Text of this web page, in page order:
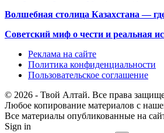
Волшебная столица Казахстана —
Советский миф о чести и реальная
Реклама на сайте
Политика конфиденциальности
Пользовательское соглашение
© 2026 - Твой Алтай. Все права
Любое копирование материалов с
Все материалы опубликованные на
Sign in